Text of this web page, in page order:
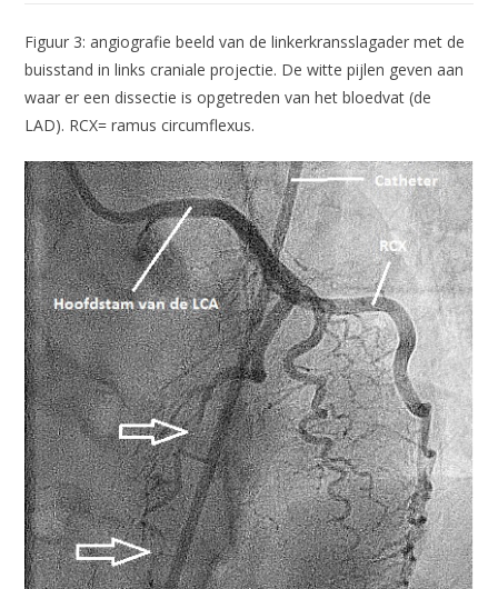
Figuur 3: angiografie beeld van de linkerkransslagader met de
buisstand in links craniale projectie. De witte pijlen geven aan
waar er een dissectie is opgetreden van het bloedvat (de
LAD). RCX= ramus circumflexus.